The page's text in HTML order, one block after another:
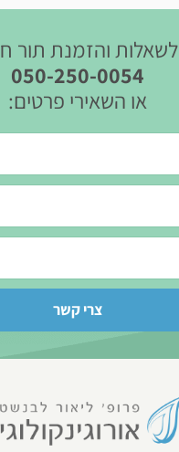
והזמנת תור חייגי
050-250-0054
או השאירי פרטים:
צרי קשר